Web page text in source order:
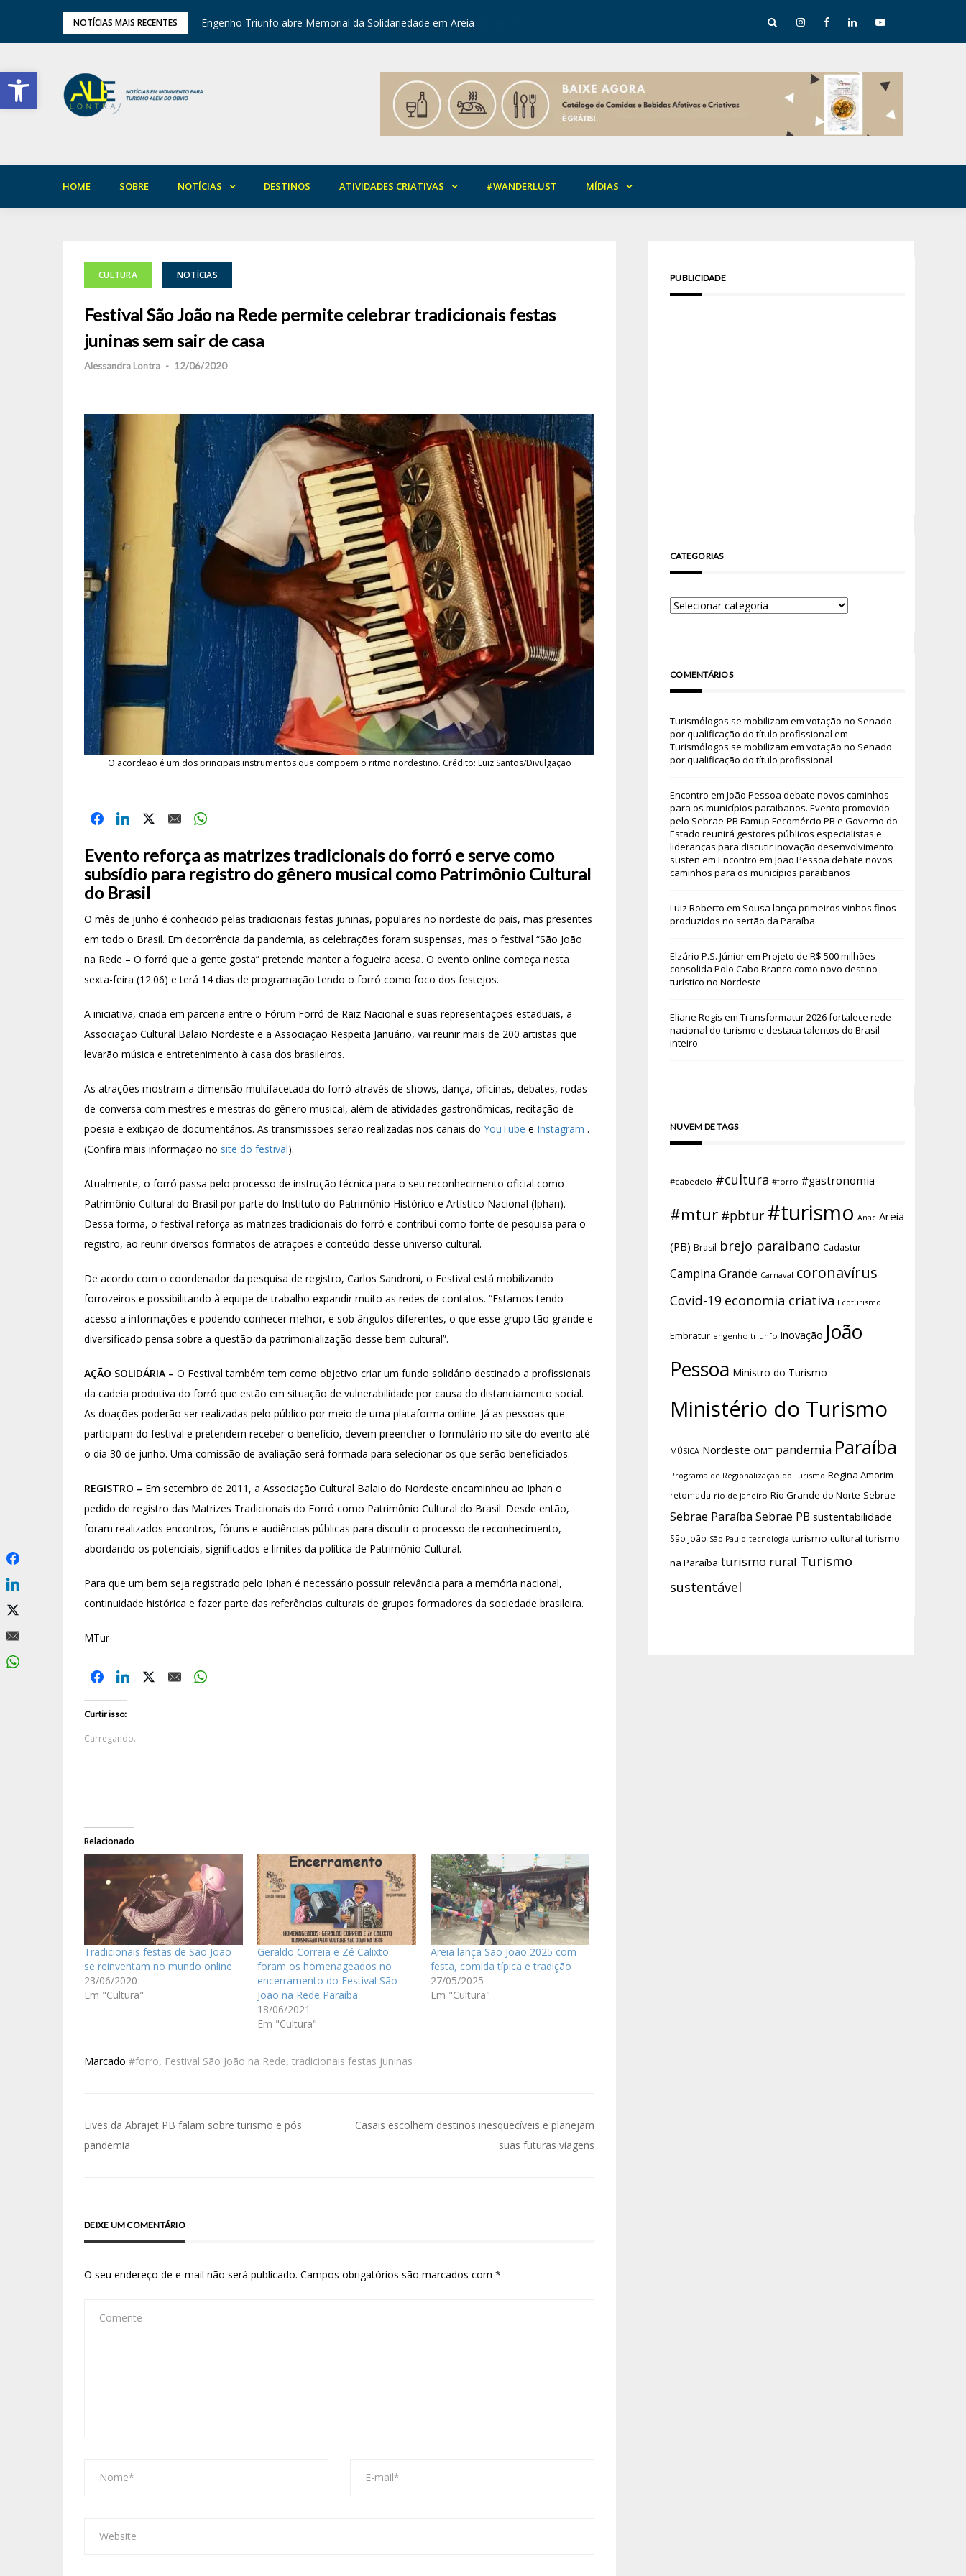
Barra de Ferramentas Aberta
NOTÍCIAS MAIS RECENTES
de Inverno das Serras Engenho Triunfo abre Memorial da Solidariedade em Areia Mirian Rocha abre mentoria de storytelling com 10 vagas
HOME SOBRE NOTÍCIAS DESTINOS ATIVIDADES CRIATIVAS #WANDERLUST MÍDIAS
CULTURA NOTÍCIAS
Festival São João na Rede permite celebrar tradicionais festas
juninas sem sair de casa
Alessandra Lontra - 12/06/2020
O acordeão é um dos principais instrumentos que compõem o ritmo nordestino. Crédito: Luiz Santos/Divulgação
Evento reforça as matrizes tradicionais do forró e serve como
subsídio para registro do gênero musical como Patrimônio Cultural
do Brasil
O mês de junho é conhecido pelas tradicionais festas juninas, populares no nordeste do país, mas presentes
em todo o Brasil. Em decorrência da pandemia, as celebrações foram suspensas, mas o festival “São João
na Rede – O forró que a gente gosta” pretende manter a fogueira acesa. O evento online começa nesta
sexta-feira (12.06) e terá 14 dias de programação tendo o forró como foco dos festejos.
A iniciativa, criada em parceria entre o Fórum Forró de Raiz Nacional e suas representações estaduais, a
Associação Cultural Balaio Nordeste e a Associação Respeita Januário, vai reunir mais de 200 artistas que
levarão música e entretenimento à casa dos brasileiros.
As atrações mostram a dimensão multifacetada do forró através de shows, dança, oficinas, debates, rodas-
de-conversa com mestres e mestras do gênero musical, além de atividades gastronômicas, recitação de
poesia e exibição de documentários. As transmissões serão realizadas nos canais do YouTube e Instagram .
(Confira mais informação no site do festival).
Atualmente, o forró passa pelo processo de instrução técnica para o seu reconhecimento oficial como
Patrimônio Cultural do Brasil por parte do Instituto do Patrimônio Histórico e Artístico Nacional (Iphan).
Dessa forma, o festival reforça as matrizes tradicionais do forró e contribui como fonte de pesquisa para o
registro, ao reunir diversos formatos de atrações e conteúdo desse universo cultural.
De acordo com o coordenador da pesquisa de registro, Carlos Sandroni, o Festival está mobilizando
forrozeiros e possibilitando à equipe de trabalho expandir muito as redes de contatos. “Estamos tendo
acesso a informações e podendo conhecer melhor, e sob ângulos diferentes, o que esse grupo tão grande e
diversificado pensa sobre a questão da patrimonialização desse bem cultural”.
AÇÃO SOLIDÁRIA – O Festival também tem como objetivo criar um fundo solidário destinado a profissionais
da cadeia produtiva do forró que estão em situação de vulnerabilidade por causa do distanciamento social.
As doações poderão ser realizadas pelo público por meio de uma plataforma online. Já as pessoas que
participam do festival e pretendem receber o benefício, devem preencher o formulário no site do evento até
o dia 30 de junho. Uma comissão de avaliação será formada para selecionar os que serão beneficiados.
REGISTRO – Em setembro de 2011, a Associação Cultural Balaio do Nordeste encaminhou ao Iphan o
pedido de registro das Matrizes Tradicionais do Forró como Patrimônio Cultural do Brasil. Desde então,
foram realizados encontros, fóruns e audiências públicas para discutir o processo de reconhecimento,
abordando os potenciais, significados e limites da política de Patrimônio Cultural.
Para que um bem seja registrado pelo Iphan é necessário possuir relevância para a memória nacional,
continuidade histórica e fazer parte das referências culturais de grupos formadores da sociedade brasileira.
MTur
Curtir isso:
Carregando...
Relacionado
Tradicionais festas de São João
se reinventam no mundo online
23/06/2020
Em "Cultura"
Geraldo Correia e Zé Calixto
foram os homenageados no
encerramento do Festival São
João na Rede Paraíba
18/06/2021
Em "Cultura"
Areia lança São João 2025 com
festa, comida típica e tradição
27/05/2025
Em "Cultura"
Marcado #forro, Festival São João na Rede, tradicionais festas juninas
Lives da Abrajet PB falam sobre turismo e pós
pandemia
Casais escolhem destinos inesquecíveis e planejam
suas futuras viagens
DEIXE UM COMENTÁRIO
O seu endereço de e-mail não será publicado. Campos obrigatórios são marcados com *
PUBLICIDADE
CATEGORIAS
COMENTÁRIOS
Turismólogos se mobilizam em votação no Senado
por qualificação do título profissional em
Turismólogos se mobilizam em votação no Senado
por qualificação do título profissional
Encontro em João Pessoa debate novos caminhos
para os municípios paraibanos. Evento promovido
pelo Sebrae-PB Famup Fecomércio PB e Governo do
Estado reunirá gestores públicos especialistas e
lideranças para discutir inovação desenvolvimento
susten em Encontro em João Pessoa debate novos
caminhos para os municípios paraibanos
Luiz Roberto em Sousa lança primeiros vinhos finos
produzidos no sertão da Paraíba
Elzário P.S. Júniorem Projeto de R$ 500 milhões
consolida Polo Cabo Branco como novo destino
turístico no Nordeste
Eliane Regis em Transformatur 2026 fortalece rede
nacional do turismo e destaca talentos do Brasil
inteiro
NUVEM DE TAGS
#cabedelo #cultura #forro #gastronomia
#mtur #pbtur #turismo Anac Areia
(PB) Brasil brejo paraibano Cadastur
Campina Grande Carnaval coronavírus
Covid-19 economia criativa Ecoturismo
Embratur engenho triunfo inovação João
Pessoa Ministro do Turismo
Ministério do Turismo
MÚSICA Nordeste OMT pandemia Paraíba
Programa de Regionalização do Turismo Regina Amorim
retomada rio de janeiro Rio Grande do Norte Sebrae
Sebrae Paraíba Sebrae PB sustentabilidade
São João São Paulo tecnologia turismo cultural turismo
na Paraíba turismo rural Turismo
sustentável